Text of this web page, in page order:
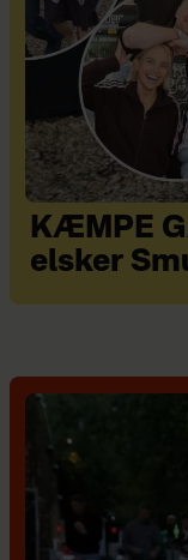
KÆMPE
elsker